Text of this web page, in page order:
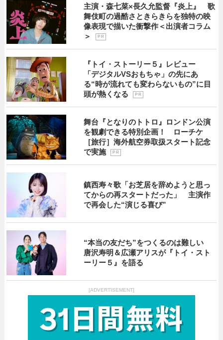
主演・森七菜×長久允監督『炎上』 歌
舞伎町の過酷さときらきらを独特の映
像表現で描いた衝撃作＜出演者コラム
＞
P R
『トイ・ストーリー５』レビュー
「デジタルVSおもちゃ」の先にあ
る“時が流れても変わらないもの”に目
頭が熱くなる
P R
舞台『となりのトトロ』ロンドン公演
を観劇できる特別企画！ ローチケ
［旅行］海外航空券取扱スタート記念
で実施
P R
鎮西寿々歌「お芝居を辞めようと思っ
てからの再スタートだった」 主演作
で再会した“演じる喜び”
“本当の友だち”をつくるのは難しい
唐沢寿明＆広瀬アリスが『トイ・スト
ーリー５』を語る
[ADVERTISEMENT]